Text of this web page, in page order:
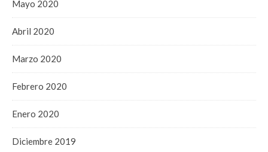
Mayo 2020
Abril 2020
Marzo 2020
Febrero 2020
Enero 2020
Diciembre 2019